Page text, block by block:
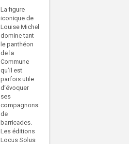
La figure
iconique de
Louise Michel
domine tant
le panthéon
de la
Commune
qu’il est
parfois utile
d’évoquer
ses
compagnons
de
barricades.
Les éditions
Locus Solus